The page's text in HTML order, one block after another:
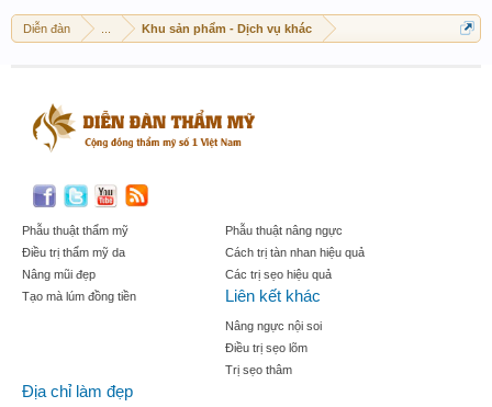
Diễn đàn Khu sản phẩm - Dịch vụ khác
Phẫu thuật thẩm mỹ
Điều trị thẩm mỹ da
Nâng mũi đẹp
Tạo mà lúm đồng tiền
Phẫu thuật nâng ngực
Cách trị tàn nhan hiệu quả
Các trị sẹo hiệu quả
Liên kết khác
Nâng ngực nội soi
Điều trị sẹo lõm
Trị sẹo thâm
Địa chỉ làm đẹp